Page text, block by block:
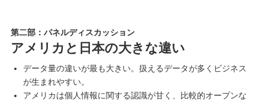
第二部：パネルディスカッション
アメリカと日本の大きな違い
データ量の違いが最も大きい。扱えるデータが多くビジネス
が生まれやすい。
アメリカは個人情報に関する認識が甘く、比較的オープンな